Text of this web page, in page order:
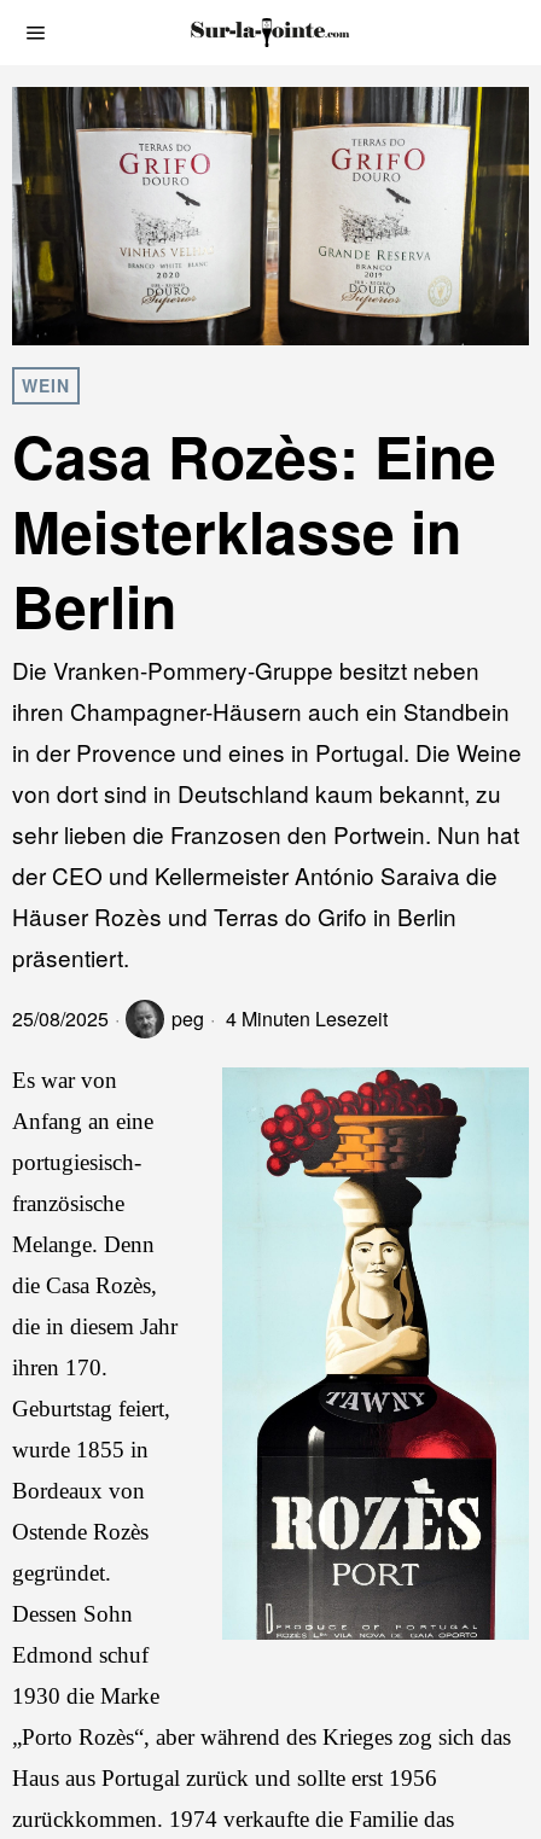
WEIN
Casa Rozès: Eine
Meisterklasse in
Berlin
Die Vranken-Pommery-Gruppe besitzt neben
ihren Champagner-Häusern auch ein Standbein
in der Provence und eines in Portugal. Die Weine
von dort sind in Deutschland kaum bekannt, zu
sehr lieben die Franzosen den Portwein. Nun hat
der CEO und Kellermeister António Saraiva die
Häuser Rozès und Terras do Grifo in Berlin
präsentiert.
25/08/2025 peg 4 Minuten Lesezeit
Es war von
Anfang an eine
portugiesisch-
französische
Melange. Denn
die Casa Rozès,
die in diesem Jahr
ihren 170.
Geburtstag feiert,
wurde 1855 in
Bordeaux von
Ostende Rozès
gegründet.
Dessen Sohn
Edmond schuf
1930 die Marke
„Porto Rozès“, aber während des Krieges zog sich das
Haus aus Portugal zurück und sollte erst 1956
zurückkommen. 1974 verkaufte die Familie das